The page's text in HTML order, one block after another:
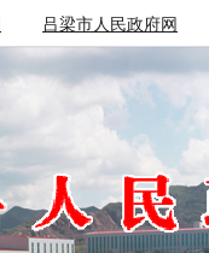
吕梁市人民政府网